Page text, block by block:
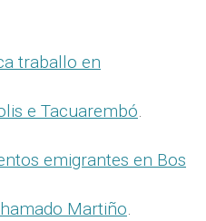
traballo en
e Tacuarembó.
emigrantes en Bos
Martiño.